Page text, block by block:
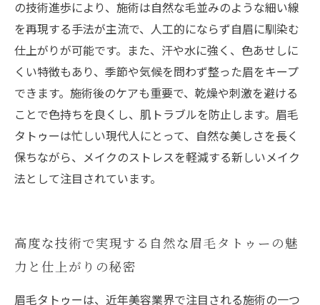
とおすすめデザイン紹介
の技術進歩により、施術は自然な毛並みのような細い線
を再現する手法が主流で、人工的にならず自眉に馴染む
仕上がりが可能です。また、汗や水に強く、色あせしに
くい特徴もあり、季節や気候を問わず整った眉をキープ
できます。施術後のケアも重要で、乾燥や刺激を避ける
ことで色持ちを良くし、肌トラブルを防止します。眉毛
タトゥーは忙しい現代人にとって、自然な美しさを長く
保ちながら、メイクのストレスを軽減する新しいメイク
法として注目されています。
高度な技術で実現する自然な眉毛タトゥーの魅
力と仕上がりの秘密
眉毛タトゥーは、近年美容業界で注目される施術の一つ